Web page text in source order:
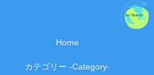
Home
カテゴリー -Category-